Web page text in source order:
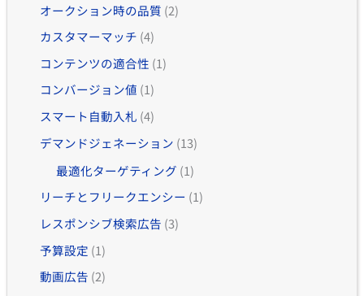
オークション時の品質 (2)
カスタマーマッチ (4)
コンテンツの適合性 (1)
コンバージョン値 (1)
スマート自動入札 (4)
デマンドジェネーション (13)
最適化ターゲティング (1)
リーチとフリークエンシー (1)
レスポンシブ検索広告 (3)
予算設定 (1)
動画広告 (2)